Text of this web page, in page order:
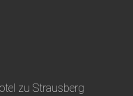
zu Strausberg